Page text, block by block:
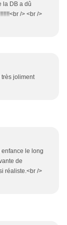
la DB a dû
/> <br />
joliment
enfance le long
de
réaliste.<br />